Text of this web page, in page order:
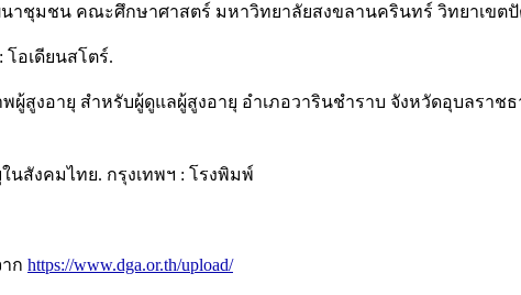
ชุมชน คณะศึกษาศาสตร์ มหาวิทยาลัยสงขลานครินทร์ วิทยาเขตปั
โอเดียนสโตร์.
ผู้สูงอายุ สำหรับผู้ดูแลผู้สูงอายุ อำเภอวารินชำราบ จังหวัดอุบลรา
นสังคมไทย. กรุงเทพฯ : โรงพิมพ์
ก https://www.dga.or.th/upload/